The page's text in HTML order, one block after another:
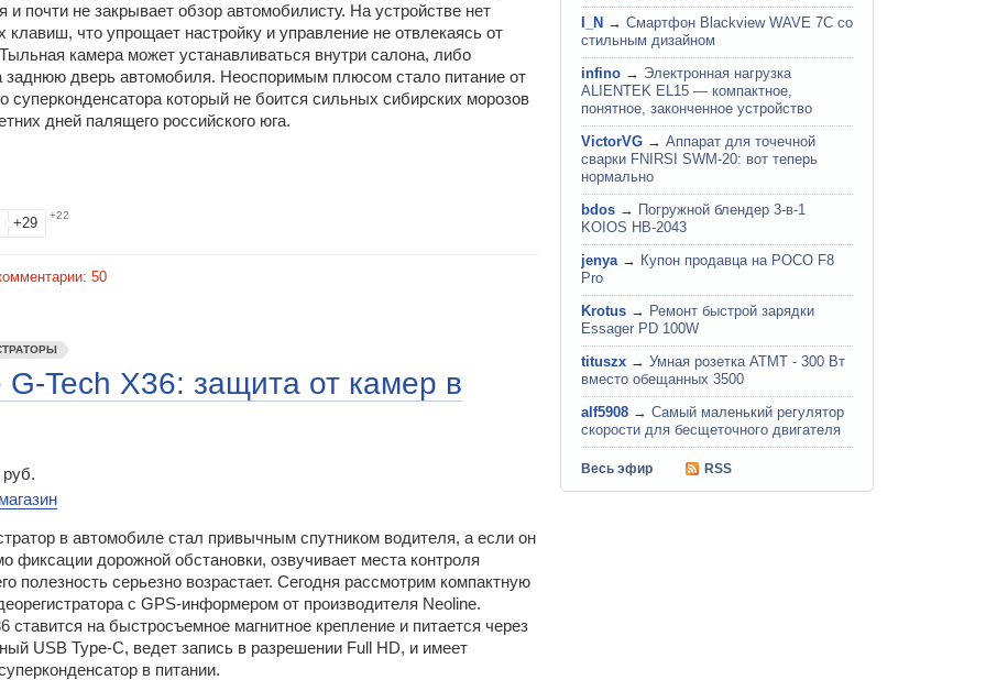
и почти не закрывает обзор автомобилисту. На устройстве нет
клавиш, что упрощает настройку и управление не отвлекаясь от
камера может устанавливаться внутри салона, либо
заднюю дверь автомобиля. Неоспоримым плюсом стало питание от
суперконденсатора который не боится сильных сибирских морозов
дней палящего российского юга.
+22
+29
50
Tech X36: защита от камер в
в автомобиле стал привычным спутником водителя, а если он
фиксации дорожной обстановки, озвучивает места контроля
полезность серьезно возрастает. Сегодня рассмотрим компактную
с GPS-информером от производителя Neoline.
ставится на быстросъемное магнитное крепление и питается через
USB Type-C, ведет запись в разрешении Full HD, и имеет
в питании.
I_N → Смартфон Blackview WAVE 7C со
стильным дизайном
infino → Электронная нагрузка
ALIENTEK EL15 — компактное,
понятное, законченное устройство
VictorVG → Аппарат для точечной
сварки FNIRSI SWM-20: вот теперь
нормально
bdos → Погружной блендер 3-в-1
KOIOS HB-2043
jenya → Купон продавца на POCO F8
Pro
Krotus → Ремонт быстрой зарядки
Essager PD 100W
tituszx → Умная розетка ATMT - 300 Вт
вместо обещанных 3500
alf5908 → Самый маленький регулятор
скорости для бесщеточного двигателя
Весь эфир RSS